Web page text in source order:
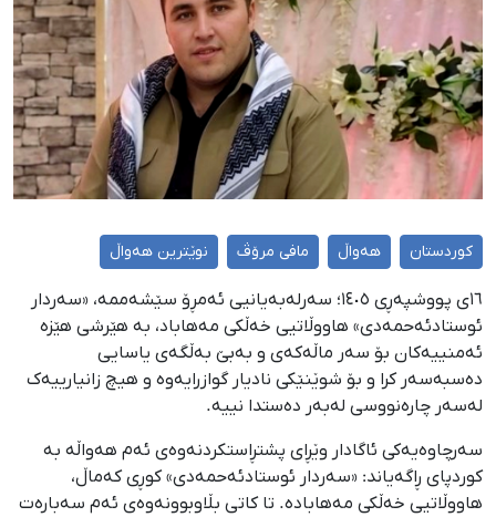
کوردستان هەواڵ مافی مرۆڤ نوێترین هەواڵ
١٦ی پووشپەڕی ١٤٠٥؛ سەرلەبەیانیی ئەمڕۆ سێشەممە، «سەردار
ئوستادئەحمەدی» هاووڵاتیی خەڵکی مەهاباد، بە هێرشی هێزە
ئەمنییەکان بۆ سەر ماڵەکەی و بەبێ بەڵگەی یاسایی
دەسبەسەر کرا و بۆ شوێنێکی نادیار گوازرایەوە و هیچ زانیارییەک
لەسەر چارەنووسی لەبەر دەستدا نییە.
سەرچاوەیەکی ئاگادار وێڕای پشتڕاستکردنەوەی ئەم هەواڵە بە
کوردپای ڕاگەیاند: «سەردار ئوستادئەحمەدی» کوڕی کەماڵ،
هاووڵاتیی خەڵکی مەهابادە. تا کاتی بڵاوبوونەوەی ئەم سەبارەت